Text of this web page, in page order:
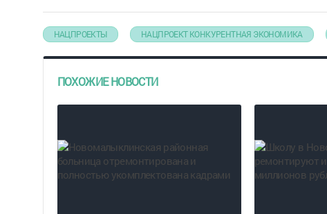
НАЦПРОЕКТЫ НАЦПРОЕКТ КОНКУРЕНТНАЯ ЭКОНОМИКА
ПОХОЖИЕ НОВОСТИ